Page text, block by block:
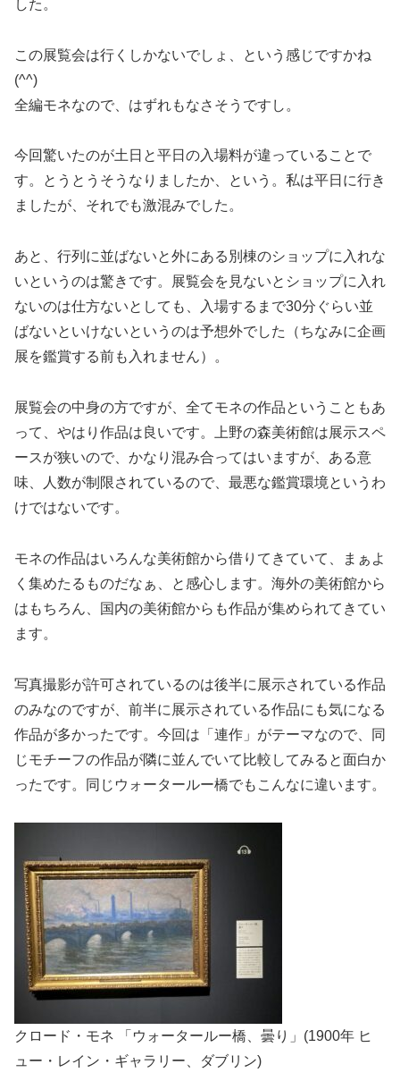
した。
この展覧会は行くしかないでしょ、という感じですかね
(^^)
全編モネなので、はずれもなさそうですし。
今回驚いたのが土日と平日の入場料が違っていることで
す。とうとうそうなりましたか、という。私は平日に行き
ましたが、それでも激混みでした。
あと、行列に並ばないと外にある別棟のショップに入れな
いというのは驚きです。展覧会を見ないとショップに入れ
ないのは仕方ないとしても、入場するまで30分ぐらい並
ばないといけないというのは予想外でした（ちなみに企画
展を鑑賞する前も入れません）。
展覧会の中身の方ですが、全てモネの作品ということもあ
って、やはり作品は良いです。上野の森美術館は展示スペ
ースが狭いので、かなり混み合ってはいますが、ある意
味、人数が制限されているので、最悪な鑑賞環境というわ
けではないです。
モネの作品はいろんな美術館から借りてきていて、まぁよ
く集めたるものだなぁ、と感心します。海外の美術館から
はもちろん、国内の美術館からも作品が集められてきてい
ます。
写真撮影が許可されているのは後半に展示されている作品
のみなのですが、前半に展示されている作品にも気になる
作品が多かったです。今回は「連作」がテーマなので、同
じモチーフの作品が隣に並んでいて比較してみると面白か
ったです。同じウォータールー橋でもこんなに違います。
クロード・モネ 「ウォータールー橋、曇り」(1900年 ヒ
ュー・レイン・ギャラリー、ダブリン)